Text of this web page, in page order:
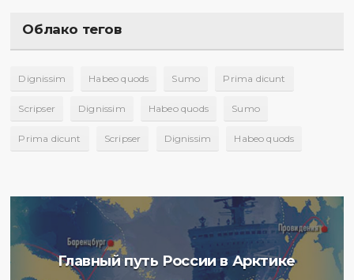
Облако тегов
Dignissim Habeo quods Sumo Prima dicunt
Scripser Dignissim Habeo quods Sumo
Prima dicunt Scripser Dignissim Habeo quods
Главный путь России в Арктике